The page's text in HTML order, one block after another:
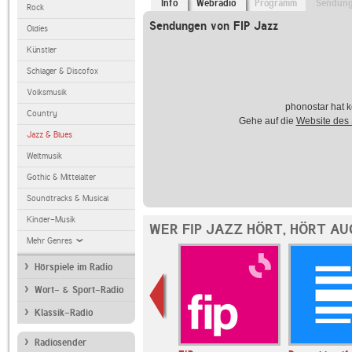
Rock
Oldies
Künstler
Schlager & Discofox
Volksmusik
Country
Jazz & Blues
Weltmusik
Gothic & Mittelalter
Soundtracks & Musical
Kinder-Musik
Mehr Genres
Hörspiele im Radio
Wort- & Sport-Radio
Klassik-Radio
Radiosender
Info Webradio Programm
Sendungen von FIP Jazz
phonostar hat
Gehe auf die Website des
WER FIP JAZZ HÖRT, HÖRT